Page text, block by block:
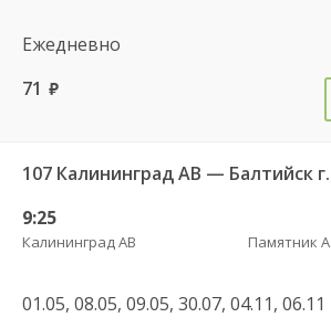
Ежедневно
71 руб.
107 Калининград АВ — Балтийск г.
9:25
Калининград АВ
01.05, 08.05, 09.05, 30.07, 04.11, 06.11